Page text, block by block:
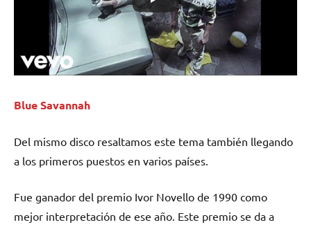
Blue Savannah
Del mismo disco resaltamos este tema también llegando
a los primeros puestos en varios países.
Fue ganador del premio Ivor Novello de 1990 como
mejor interpretación de ese año. Este premio se da a